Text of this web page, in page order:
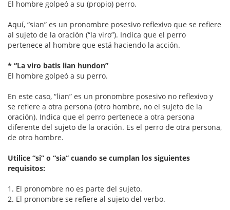
El hombre golpeó a su (propio) perro.
Aquí, “sian” es un pronombre posesivo reflexivo que se refiere
al sujeto de la oración (“la viro”). Indica que el perro
pertenece al hombre que está haciendo la acción.
* “La viro batis lian hundon”
El hombre golpeó a su perro.
En este caso, “lian” es un pronombre posesivo no reflexivo y
se refiere a otra persona (otro hombre, no el sujeto de la
oración). Indica que el perro pertenece a otra persona
diferente del sujeto de la oración. Es el perro de otra persona,
de otro hombre.
Utilice “si” o “sia” cuando se cumplan los siguientes
requisitos:
1. El pronombre no es parte del sujeto.
2. El pronombre se refiere al sujeto del verbo.